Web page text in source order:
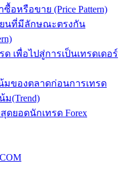
อหรือขาย (Price Pattern)
นที่มีลักษณะตรงกัน
เพื่อไปสู่การเป็นเทรดเดอร์
มของตลาดก่อนการเทรด
ม(Trend)
ดยอดนักเทรด Forex